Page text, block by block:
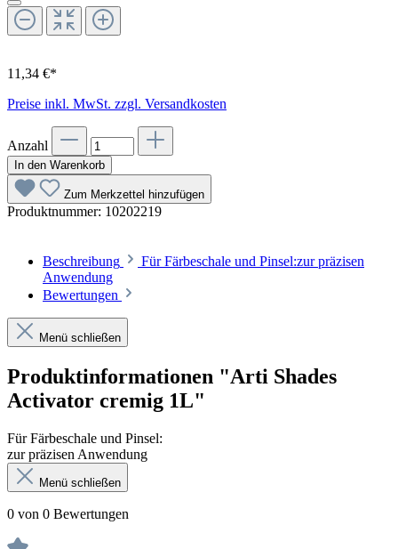
11,34 €*
Preise inkl. MwSt. zzgl. Versandkosten
Anzahl
In den Warenkorb
Zum Merkzettel hinzufügen
Produktnummer: 10202219
Beschreibung
Für Färbeschale und Pinsel:zur präzisen
Anwendung
Bewertungen
Menü schließen
Produktinformationen "Arti Shades
Activator cremig 1L"
Für Färbeschale und Pinsel:
zur präzisen Anwendung
Menü schließen
0 von 0 Bewertungen